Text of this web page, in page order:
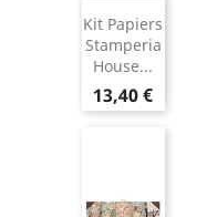
Kit Papiers
Stamperia
House...
13,40 €